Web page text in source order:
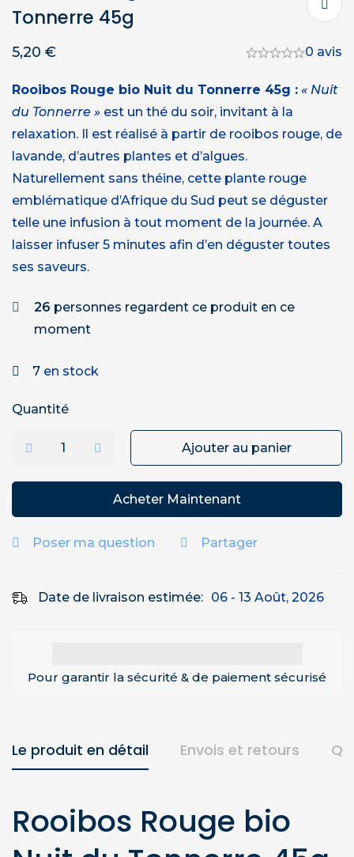
Tonnerre 45g
5,20 € 0 avis
Rooibos Rouge bio Nuit du Tonnerre 45g : « Nuit
du Tonnerre » est un thé du soir, invitant à la
relaxation. Il est réalisé à partir de rooibos rouge, de
lavande, d’autres plantes et d’algues.
Naturellement sans théine, cette plante rouge
emblématique d’Afrique du Sud peut se déguster
telle une infusion à tout moment de la journée. A
laisser infuser 5 minutes afin d’en déguster toutes
ses saveurs.
26 personnes regardent ce produit en ce
moment
7 en stock
Quantité
Ajouter au panier
Acheter Maintenant
Poser ma question Partager
Date de livraison estimée: 06 - 13 Août, 2026
Pour garantir la sécurité & de paiement sécurisé
Le produit en détail Envois et retours
Rooibos Rouge bio